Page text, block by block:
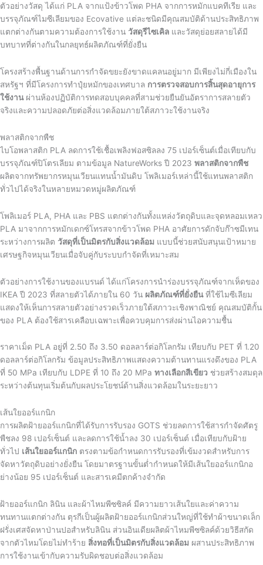
ตัวอย่างวัสดุ ได้แก่ PLA จากแป้งข้าวโพด PHA จากการหมักแบคทีเรีย และ
บรรจุภัณฑ์ไมซีเลียมของ Ecovative แต่ละชนิดมีคุณสมบัติด้านประสิทธิภาพ
แตกต่างกันตามความต้องการใช้งาน วัสดุรีไซเคิล และวัสดุย่อยสลายได้มี
บทบาทที่ต่างกันในกลยุทธ์ผลิตภัณฑ์ที่ยั่งยืน
โครงสร้างพื้นฐานด้านการกำจัดขยะยังขาดแคลนอยู่มาก มีเพียงไม่กี่เมืองใน
สหรัฐฯ ที่มีโครงการทำปุ๋ยหมักของเทศบาล การตรวจสอบการสิ้นสุดอายุการ
ใช้งานผ่านห้องปฏิบัติการทดสอบบุคคลที่สามช่วยยืนยันอัตราการสลายตัว
จริงและความปลอดภัยต่อสิ่งแวดล้อมภายใต้สภาวะใช้งานจริง
พลาสติกจากพืช
ไบโอพลาสติก PLA ลดการใช้เชื้อเพลิงฟอสซิลลง 75 เปอร์เซ็นต์เมื่อเทียบกับ
บรรจุภัณฑ์ปิโตรเลียม ตามข้อมูล NatureWorks ปี 2023 พลาสติกจากพืช
ผลิตจากทรัพยากรหมุนเวียนแทนน้ำมันดิบ โพลิเมอร์เหล่านี้ใช้แทนพลาสติก
ทั่วไปได้จริงในหลายหมวดหมู่ผลิตภัณฑ์
โพลิเมอร์ PLA, PHA และ PBS แตกต่างกันทั้งแหล่งวัตถุดิบและจุดหลอมเหลว
PLA มาจากการหมักเดกซ์โทรสจากข้าวโพด PHA อาศัยการดักจับก๊าซมีเทน
ระหว่างการผลิต วัสดุที่เป็นมิตรกับสิ่งแวดล้อม แบบนี้ช่วยสนับสนุนเป้าหมาย
เศรษฐกิจหมุนเวียนเมื่อจับคู่กับระบบกำจัดที่เหมาะสม
ตัวอย่างการใช้งานของแบรนด์ ได้แก่โครงการนำร่องบรรจุภัณฑ์จากเห็ดของ
IKEA ปี 2023 ที่สลายตัวได้ภายใน 60 วัน ผลิตภัณฑ์ที่ยั่งยืนที่ใช้ไมซีเลียม
แสดงให้เห็นการสลายตัวอย่างรวดเร็วภายใต้สภาวะเชิงพาณิชย์ คุณสมบัติกั้น
ของ PLA ต้องใช้สารเคลือบเฉพาะเพื่อควบคุมการส่งผ่านไอความชื้น
ราคาเม็ด PLA อยู่ที่ 2.50 ถึง 3.50 ดอลลาร์ต่อกิโลกรัม เทียบกับ PET ที่ 1.20
ดอลลาร์ต่อกิโลกรัม ข้อมูลประสิทธิภาพแสดงความต้านทานแรงดึงของ PLA
ที่ 50 MPa เทียบกับ LDPE ที่ 10 ถึง 20 MPa ทางเลือกสีเขียว ช่วยสร้างสมดุล
ระหว่างต้นทุนเริ่มต้นกับผลประโยชน์ด้านสิ่งแวดล้อมในระยะยาว
เส้นใยออร์แกนิก
การผลิตฝ้ายออร์แกนิกที่ได้รับการรับรอง GOTS ช่วยลดการใช้สารกำจัดศัตรู
พืชลง 98 เปอร์เซ็นต์ และลดการใช้น้ำลง 30 เปอร์เซ็นต์ เมื่อเทียบกับฝ้าย
ทั่วไป เส้นใยออร์แกนิก ตรงตามข้อกำหนดการรับรองที่เข้มงวดสำหรับการ
จัดหาวัตถุดิบอย่างยั่งยืน โดยมาตรฐานขั้นต่ำกำหนดให้มีเส้นใยออร์แกนิกอ
ย่างน้อย 95 เปอร์เซ็นต์ และสารเคมีตกค้างจำกัด
ฝ้ายออร์แกนิก ลินิน และผ้าไหมพีซซิลค์ มีความยาวเส้นใยและค่าความ
ทนทานแตกต่างกัน ตุรกีเป็นผู้ผลิตฝ้ายออร์แกนิกส่วนใหญ่ที่ใช้ทำผ้าขนาดเล็ก
ฝรั่งเศสจัดหาป่านปอสำหรับลินิน ส่วนอินเดียผลิตผ้าไหมพีซซิลค์ด้วยวิธีสกัด
จากตัวไหมโดยไม่ทำร้าย สิ่งทอที่เป็นมิตรกับสิ่งแวดล้อม ผสานประสิทธิภาพ
การใช้งานเข้ากับความรับผิดชอบต่อสิ่งแวดล้อม